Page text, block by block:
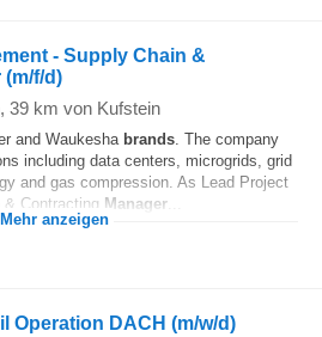
- Supply Chain &
f/d)
, 39 km von Kufstein
and Waukesha brands. The company
including data centers, microgrids, grid
and gas compression. As Lead Project
Contracting Manager
Mehr anzeigen
Operation DACH (m/w/d)